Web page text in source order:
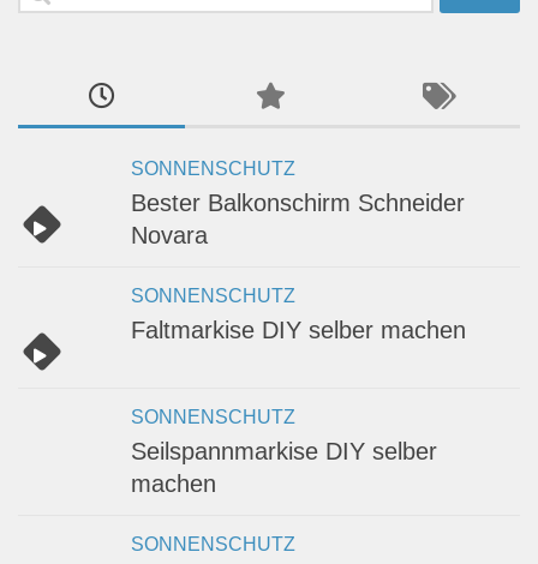
SONNENSCHUTZ
Bester Balkonschirm Schneider
Novara
SONNENSCHUTZ
Faltmarkise DIY selber machen
SONNENSCHUTZ
Seilspannmarkise DIY selber
machen
SONNENSCHUTZ